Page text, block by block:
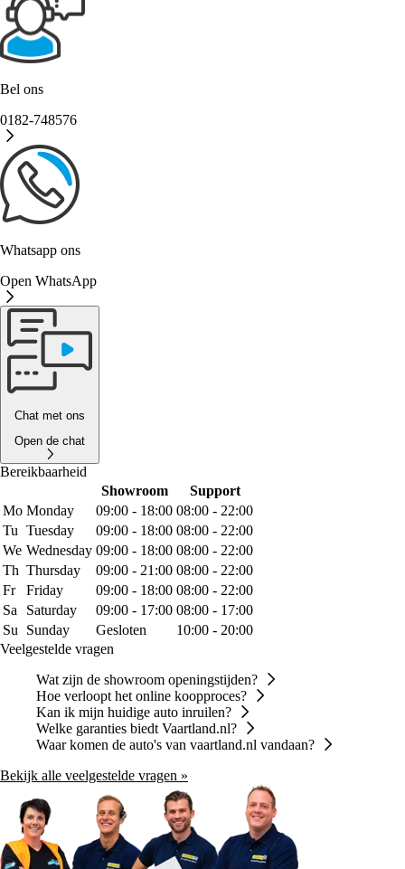
Bel ons
0182-748576
Whatsapp ons
Open WhatsApp
Chat met ons
Open de chat
Bereikbaarheid
Showroom
Support
Mo Monday 09:00 - 18:00 08:00 - 22:00
Tu Tuesday 09:00 - 18:00 08:00 - 22:00
We Wednesday 09:00 - 18:00 08:00 - 22:00
Th Thursday 09:00 - 21:00 08:00 - 22:00
Fr
Friday 09:00 - 18:00 08:00 - 22:00
Sa
Saturday 09:00 - 17:00 08:00 - 17:00
Su
Sunday Gesloten
10:00 - 20:00
Veelgestelde vragen
Wat zijn de showroom openingstijden?
Hoe verloopt het online koopproces?
Kan ik mijn huidige auto inruilen?
Welke garanties biedt Vaartland.nl?
Waar komen de auto's van vaartland.nl vandaan?
Bekijk alle veelgestelde vragen »